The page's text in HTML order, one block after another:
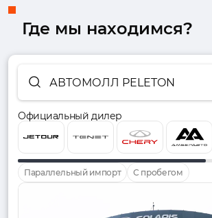
Где мы находимся?
АВТОМОЛЛ PELETON
Официальный дилер
Параллельный импорт С пробегом